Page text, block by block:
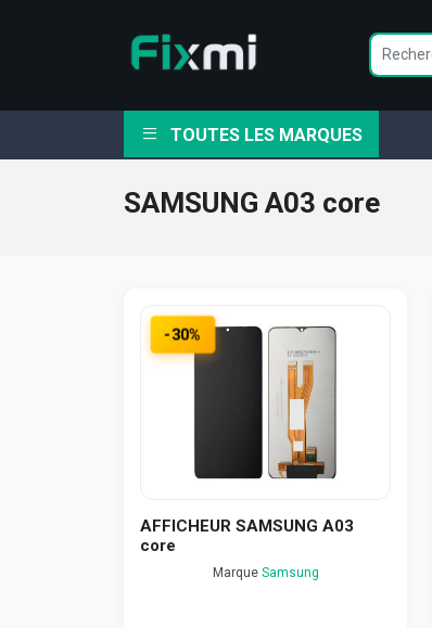
TOUTES LES MARQUES
SAMSUNG A03 core
-30%
AFFICHEUR SAMSUNG A03
core
Marque Samsung